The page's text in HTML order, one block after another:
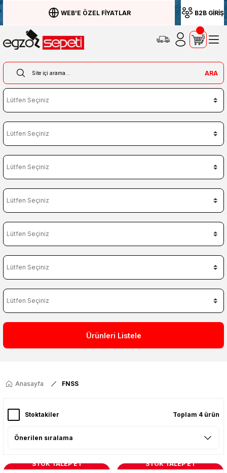
WEB'E ÖZEL FİYATLAR B2B GİRİŞ
ARA
Ürünleri Listele
Anasayfa FNSS
Stoktakiler Toplam 4 ürün
STOK TALEP ET STOK TALEP ET